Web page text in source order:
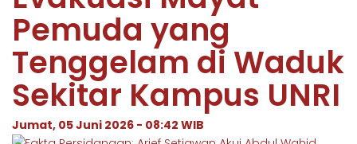
Pemuda yang
Tenggelam di Waduk
Sekitar Kampus UNRI
Jumat, 05 Juni 2026 - 08:42 WIB